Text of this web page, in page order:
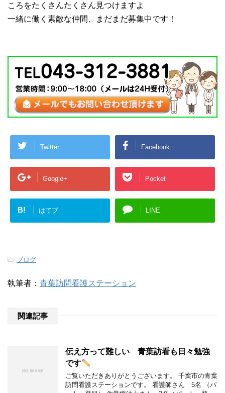
ころをたくさんたくさん見つけますよ
一緒に働く素敵な仲間、まだまだ募集中です！
Twitter Facebook
Google+ Pocket
B! はてブ LINE
-ブログ
執筆者： 青葉訪問看護ステーション
関連記事
伝え方って難しい 青葉訪看も日々勉強
です
ご覧いただきありがとうございます。 千葉市の青葉
訪問看護ステーションです。 看護師さん 5名 （パ